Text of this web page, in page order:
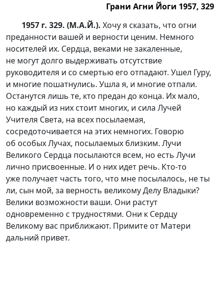
Грани Агни Йоги 1957, 329
1957 г. 329. (М.А.Й.). Хочу я сказать, что огни
преданности вашей и верности ценим. Немного
носителей их. Сердца, веками не закаленные,
не могут долго выдерживать отсутствие
руководителя и со смертью его отпадают. Ушел Гуру,
и многие пошатнулись. Ушла я, и многие отпали.
Останутся лишь те, кто предан до конца. Их мало,
но каждый из них стоит многих, и сила Лучей
Учителя Света, на всех посылаемая,
сосредоточивается на этих немногих. Говорю
об особых Лучах, посылаемых близким. Лучи
Великого Сердца посылаются всем, но есть Лучи
лично присвоенные. И о них идет речь. Кто-то
уже получает часть того, что мне посылалось, не ты
ли, сын мой, за верность великому Делу Владыки?
Велики возможности ваши. Они растут
одновременно с трудностями. Они к Сердцу
Великому вас приближают. Примите от Матери
дальний привет.